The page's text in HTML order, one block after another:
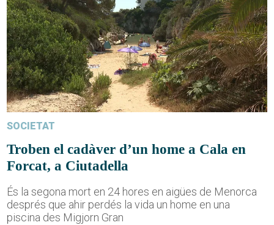
SOCIETAT
Troben el cadàver d’un home a Cala en
Forcat, a Ciutadella
És la segona mort en 24 hores en aigües de Menorca
després que ahir perdés la vida un home en una
piscina des Migjorn Gran